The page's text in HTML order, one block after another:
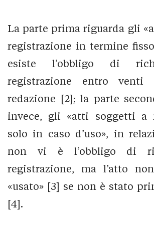
La parte prima riguarda gli
registrazione in termine
esiste l’obbligo di
registrazione entro venti
redazione [2]; la parte
invece, gli «atti soggetti a
solo in caso d’uso», in
non vi è l’obbligo di
registrazione, ma l’atto
«usato» [3] se non è stato
[4].